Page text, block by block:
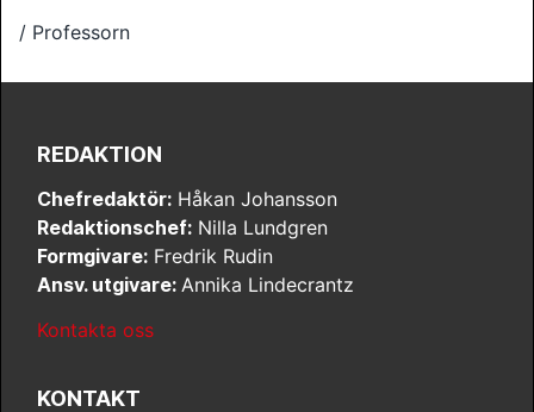
/ Professorn
REDAKTION
Chefredaktör: Håkan Johansson
Redaktionschef: Nilla Lundgren
Formgivare: Fredrik Rudin
Ansv. utgivare: Annika Lindecrantz
Kontakta oss
KONTAKT